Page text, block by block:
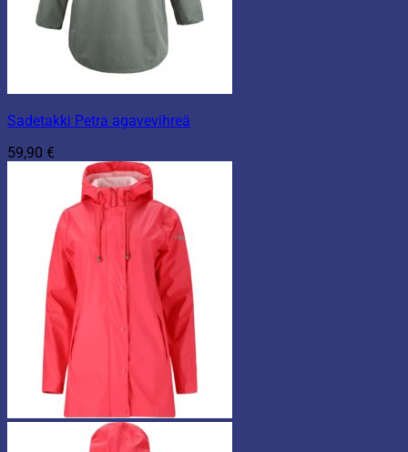
Sadetakki Petra agavevihreä
59,90 €